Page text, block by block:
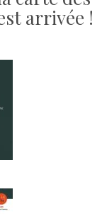
arrivée !